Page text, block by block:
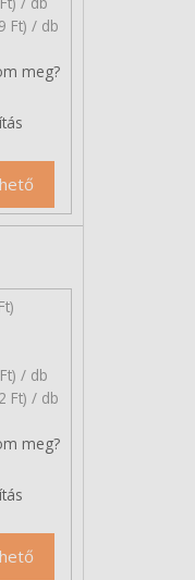
Ft) / db
meg?
/ db
Ft) / db
meg?